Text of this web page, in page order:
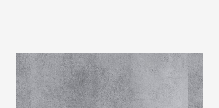
Montinique Beton Design M-1318